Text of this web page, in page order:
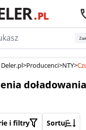
>Producenci>NTY>
i filtry Sortuj